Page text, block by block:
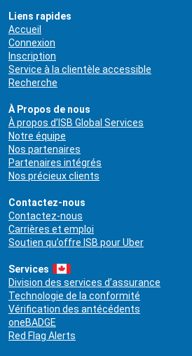
Liens rapides
Accueil
Connexion
Inscription
Service à la clientèle accessible
Recherche
À Propos de nous
À propos d’ISB Global Services
Notre équipe
Nos partenaires
Partenaires intégrés
Nos précieux clients
Contactez-nous
Contactez-nous
Carrières et emploi
Soutien qu’offre ISB pour Uber
Services
Division des services d’assurance
Technologie de la conformité
Vérification des antécédents
oneBADGE
Red Flag Alerts